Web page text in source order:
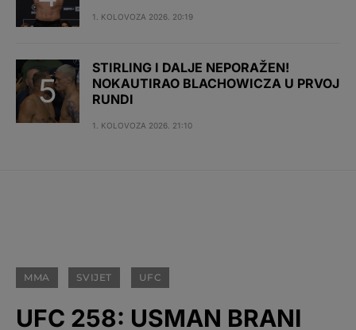
1. KOLOVOZA 2026. 20:19
STIRLING I DALJE NEPORAŽEN!
NOKAUTIRAO BLACHOWICZA U PRVOJ
RUNDI
1. KOLOVOZA 2026. 21:10
MMA SVIJET UFC
UFC 258: USMAN BRANI